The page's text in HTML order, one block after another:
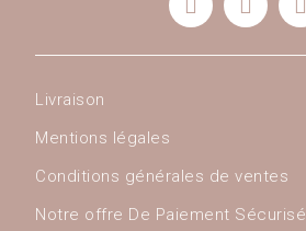
Livraison
Mentions légales
Conditions générales de ventes
Notre offre De Paiement Sécurisé